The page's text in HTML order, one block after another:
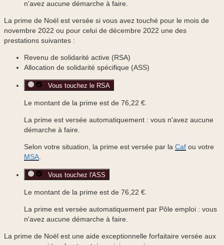
n'avez aucune démarche à faire
La prime de Noël est versée si vous avez touché pour le mois de
novembre 2022 ou pour celui de décembre 2022 une des
prestations suivantes :
Revenu de solidarité active (RSA)
Allocation de solidarité spécifique (ASS)
Vous touchez le RSA
Le montant de la prime est de 76,22 €
La prime est versée automatiquement : vous n'avez aucune
démarche à faire
Selon votre situation, la prime est versée par la Caf ou votre
MSA
Vous touchez l'ASS
Le montant de la prime est de 76,22 €
La prime est versée automatiquement par Pôle emploi : vous
n'avez aucune démarche à faire
La prime de Noël est une aide exceptionnelle forfaitaire versée aux